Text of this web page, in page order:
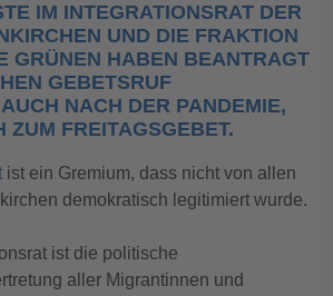
IM INTEGRATIONSRAT DER
UND DIE FRAKTION
GRÜNEN HABEN BEANTRAGT
GEBETSRUF
NACH DER PANDEMIE,
ZUM FREITAGSGEBET.
ist ein Gremium, dass nicht von allen
demokratisch legitimiert wurde.
ist die politische
aller Migrantinnen und